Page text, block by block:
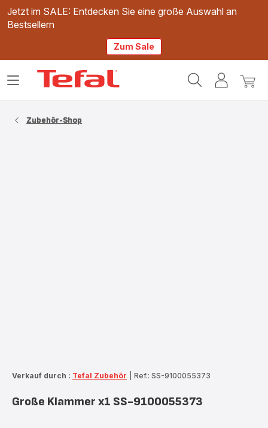
Jetzt im SALE: Entdecken Sie eine große Auswahl an
Bestsellern
Zum Sale
Mein
Mein
Das
Zubehör-Shop
Verkauf durch : Tefal Zubehör Ref.: SS-9100055373
Große Klammer x1 SS-9100055373